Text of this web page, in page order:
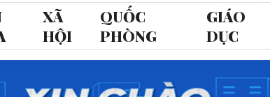
XÃ
HỘI
QUỐC
PHÒNG
GIÁO
DỤC